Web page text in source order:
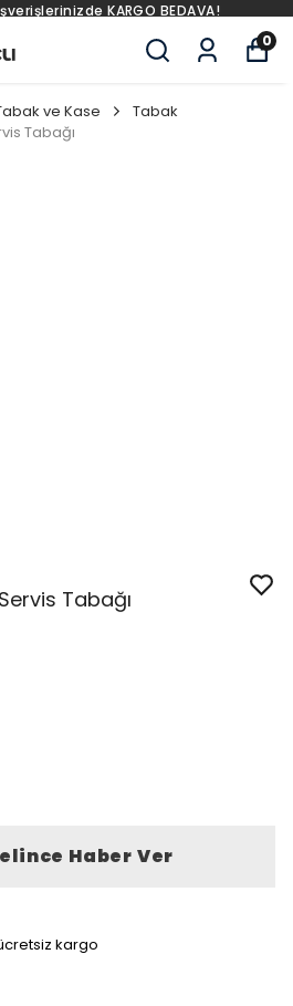
2000₺ ve üzeri
0
ve Kase
Tabak
Tabağı
Tabağı
Haber Ver
kargo